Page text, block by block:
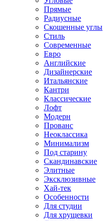
Прямые
Радиусные
Скошенные углы
Стиль
Современные
Евро
Английские
Дизайнерские
Итальянские
Кантри
Классические
Лофт
Модерн
Прованс
Неоклассика
Минимализм
Под старину
Скандинавские
Элитные
Эксклюзивные
Хай-тек
Особенности
Для студии
Для хрущевки